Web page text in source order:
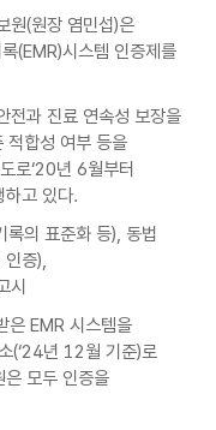
원(원장 염민섭)은
(EMR)시스템 인증제를
전과 진료 연속성 보장을
적합성 여부 등을
로‘20년 6월부터
하고 있다.
의 표준화 등), 동법
증),
시
은 EMR 시스템을
(‘24년 12월 기준)로
모두 인증을